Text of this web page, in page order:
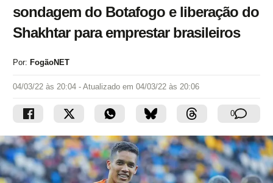
sondagem do Botafogo e liberação do
Shakhtar para emprestar brasileiros
Por: FogãoNET
04/03/22 às 20:04 - Atualizado em 04/03/22 às 20:06
0